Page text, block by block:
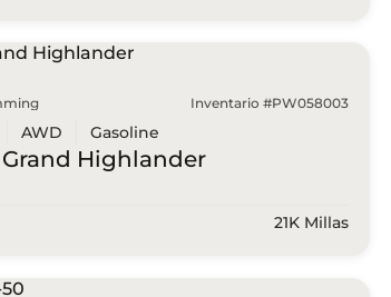
Inventario #PW058003
AWD Gasoline
Grand Highlander
21K Millas